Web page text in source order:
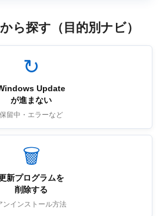
ら探す（目的別ナビ）
↻
Update
が進まない
保留中・エラーなど
🗑
新プログラムを
削除する
ンインストール方法